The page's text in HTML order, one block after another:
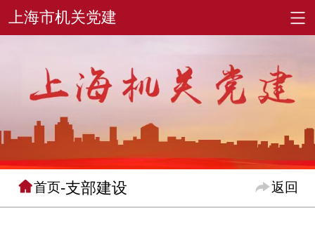
首页-支部建设 返回